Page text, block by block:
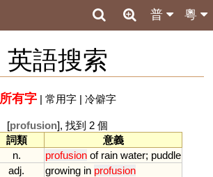
粵
普
英語搜索
所有字| 常用字| 冷僻字
[profusion], 找到 2 個
詞類
意義
n. profusion of rain water; puddle
adj. growing in profusion